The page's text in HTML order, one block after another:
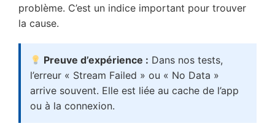
problème. C’est un indice important pour trouver
la cause.
Preuve d’expérience : Dans nos tests,
l’erreur « Stream Failed » ou « No Data »
arrive souvent. Elle est liée au cache de l’app
ou à la connexion.